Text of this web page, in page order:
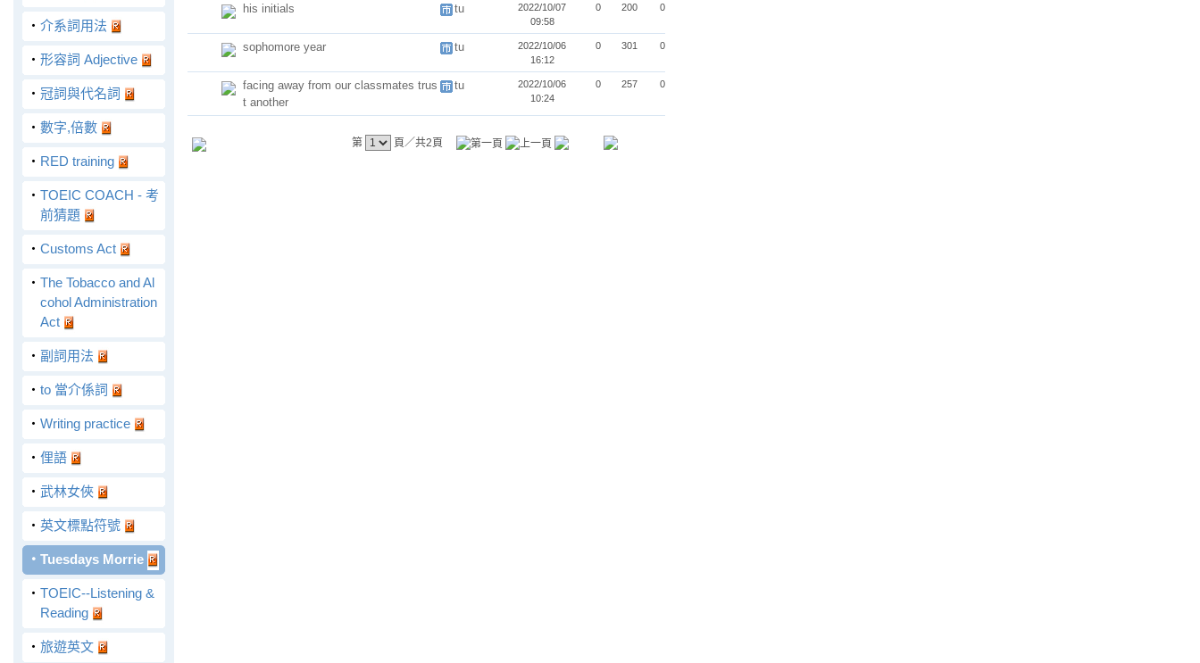
‧ 介系詞用法
‧ 形容詞 Adjective
‧ 冠詞與代名詞
‧ 數字,倍數
‧ RED training
‧ TOEIC COACH - 考
前猜題
‧ Customs Act
‧ The Tobacco and Al
cohol Administration
Act
‧ 副詞用法
‧ to 當介係詞
‧ Writing practice
‧ 俚語
‧ 武林女俠
‧ 英文標點符號
‧ Tuesdays Morrie
‧ TOEIC--Listening &
Reading
‧ 旅遊英文
his initials tu
2022/10/07
09:58
0 200 0
sophomore year tu
2022/10/06
16:12
0 301 0
facing away from our classmates trus
t another
tu
2022/10/06
10:24
0 257 0
第 頁／共2頁